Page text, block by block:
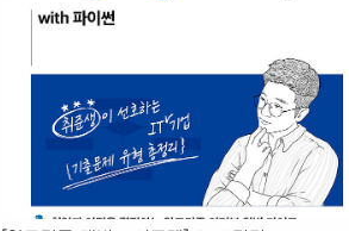
이루어진다고 가정합니다. 예를 들어 02984라는 문자열이
어지면, 만들어질 수 있는 가장 큰 수는 ((((0 + 2) x 9) x 8)
줄에 여러 개의 숫자로 구성된 하나의 문자열 S가 주어집니